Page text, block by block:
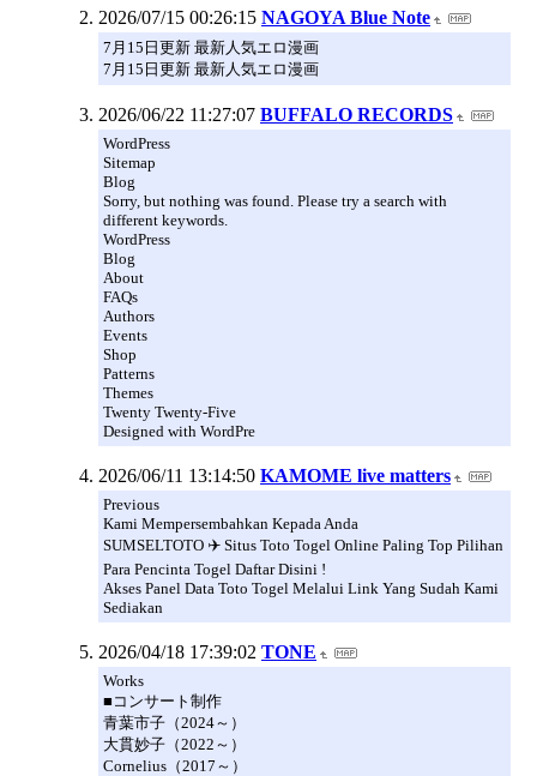
2026/07/15 00:26:15 NAGOYA Blue Note
7月15日更新 最新人気エロ漫画
7月15日更新 最新人気エロ漫画
2026/06/22 11:27:07 BUFFALO RECORDS
WordPress
Sitemap
Blog
Sorry, but nothing was found. Please try a search with
different keywords.
WordPress
Blog
About
FAQs
Authors
Events
Shop
Patterns
Themes
Twenty Twenty-Five
Designed with WordPre
2026/06/11 13:14:50 KAMOME live matters
Previous
Kami Mempersembahkan Kepada Anda
SUMSELTOTO ✈️ Situs Toto Togel Online Paling Top Pilihan
Para Pencinta Togel Daftar Disini !
Akses Panel Data Toto Togel Melalui Link Yang Sudah Kami
Sediakan
2026/04/18 17:39:02 TONE
Works
■コンサート制作
青葉市子（2024～）
大貫妙子（2022～）
Cornelius（2017～）